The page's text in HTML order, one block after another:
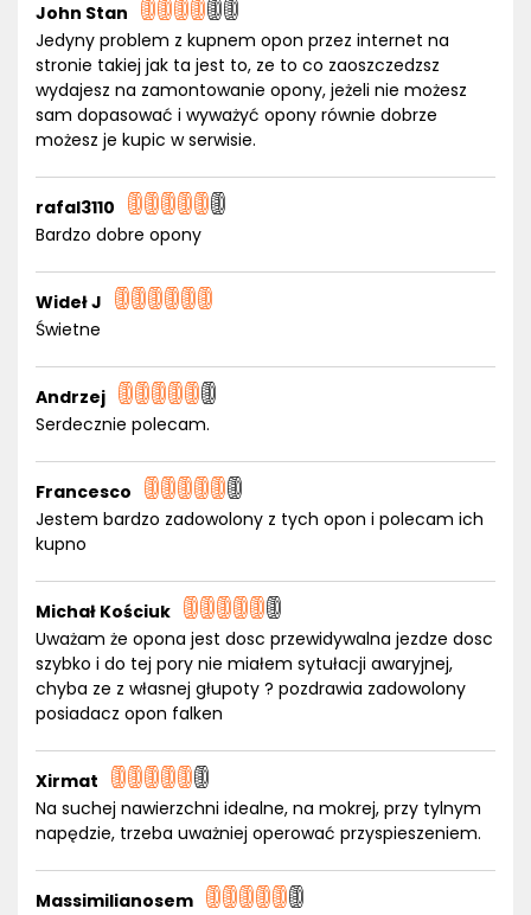
John Stan
Jedyny problem z kupnem opon przez internet na
stronie takiej jak ta jest to, ze to co zaoszczedzsz
wydajesz na zamontowanie opony, jeżeli nie możesz
sam dopasować i wyważyć opony równie dobrze
możesz je kupic w serwisie.
rafal3110
Bardzo dobre opony
Wideł J
Świetne
Andrzej
Serdecznie polecam.
Francesco
Jestem bardzo zadowolony z tych opon i polecam ich
kupno
Michał Kościuk
Uważam że opona jest dosc przewidywalna jezdze dosc
szybko i do tej pory nie miałem sytułacji awaryjnej,
chyba ze z własnej głupoty ? pozdrawia zadowolony
posiadacz opon falken
Xirmat
Na suchej nawierzchni idealne, na mokrej, przy tylnym
napędzie, trzeba uważniej operować przyspieszeniem.
Massimilianosem